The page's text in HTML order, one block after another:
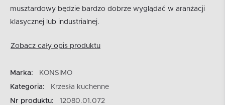
musztardowy będzie bardzo dobrze wyglądać w aranżacji
klasycznej lub industrialnej.
Zobacz cały opis produktu
Marka:
KONSIMO
Kategoria:
Krzesła kuchenne
Nr produktu:
12080.01.072